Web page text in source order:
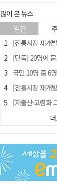
많이 본 뉴스
일간
[전통시장 재개발사업] '50여년 역
[단독] 20명에 묻고
국민 10명 중 6명 "검찰 보완
[전통시장 재개발사업] 신
[저출산·고령화 그늘] 구미
안동-사가에, "50년 우
"오를까, 내릴까" 목표가 깎인
[인사]경상북도
'부산 돌려차기' 피해자, 서